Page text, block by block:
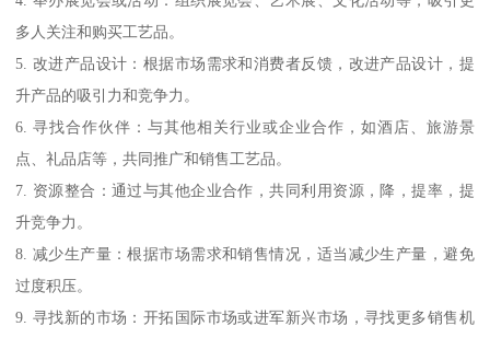
多人关注和购买工艺品。
5. 改进产品设计：根据市场需求和消费者反馈，改进产品设计，提
升产品的吸引力和竞争力。
6. 寻找合作伙伴：与其他相关行业或企业合作，如酒店、旅游景
点、礼品店等，共同推广和销售工艺品。
7. 资源整合：通过与其他企业合作，共同利用资源，降，提率，提
升竞争力。
8. 减少生产量：根据市场需求和销售情况，适当减少生产量，避免
过度积压。
9. 寻找新的市场：开拓国际市场或进军新兴市场，寻找更多销售机